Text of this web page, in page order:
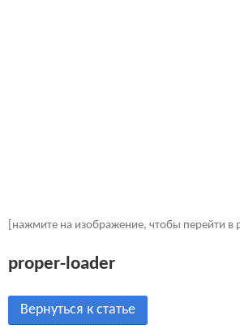
[нажмите на изображение, чтобы перейти в
proper-loader
Вернуться к статье